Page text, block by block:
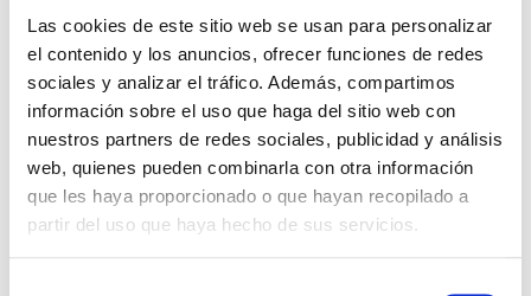
Las cookies de este sitio web se usan para personalizar
el contenido y los anuncios, ofrecer funciones de redes
sociales y analizar el tráfico. Además, compartimos
información sobre el uso que haga del sitio web con
nuestros partners de redes sociales, publicidad y análisis
web, quienes pueden combinarla con otra información
que les haya proporcionado o que hayan recopilado a
partir del uso que haya hecho de sus servicios.
6 3 110 m² € 1.200.000
ver más